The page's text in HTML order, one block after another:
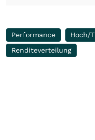
Performance Hoch/
Renditeverteilung